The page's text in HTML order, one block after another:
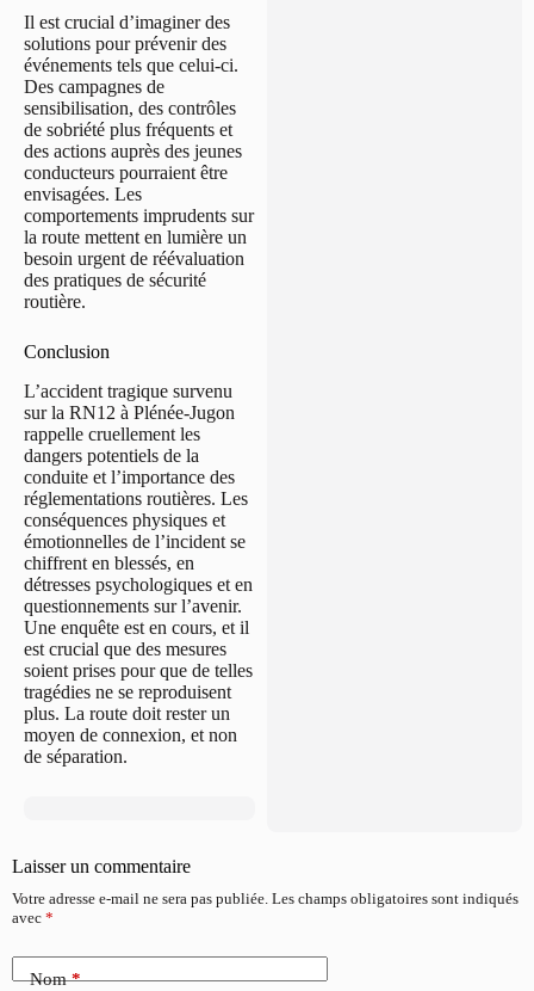
Il est crucial d’imaginer des
solutions pour prévenir des
événements tels que celui-ci.
Des campagnes de
sensibilisation, des contrôles
de sobriété plus fréquents et
des actions auprès des jeunes
conducteurs pourraient être
envisagées. Les
comportements imprudents sur
la route mettent en lumière un
besoin urgent de réévaluation
des pratiques de sécurité
routière.
Conclusion
L’accident tragique survenu
sur la RN12 à Plénée-Jugon
rappelle cruellement les
dangers potentiels de la
conduite et l’importance des
réglementations routières. Les
conséquences physiques et
émotionnelles de l’incident se
chiffrent en blessés, en
détresses psychologiques et en
questionnements sur l’avenir.
Une enquête est en cours, et il
est crucial que des mesures
soient prises pour que de telles
tragédies ne se reproduisent
plus. La route doit rester un
moyen de connexion, et non
de séparation.
Laisser un commentaire
Votre adresse e-mail ne sera pas publiée. Les champs obligatoires sont indiqués
avec *
Nom*